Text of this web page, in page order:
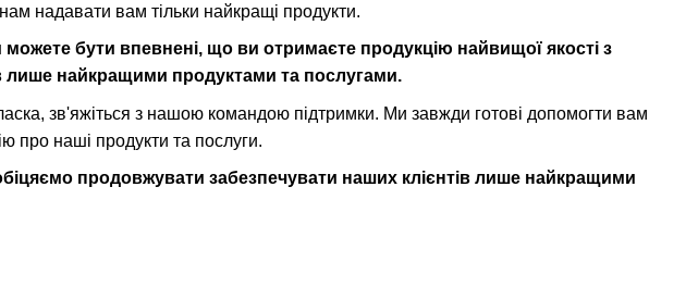
надавати вам тільки найкращі продукти.
бути впевнені, що ви отримаєте продукцію найвищої якості з
лише найкращими продуктами та послугами.
зв'яжіться з нашою командою підтримки. Ми завжди готові допомогти вам
про наші продукти та послуги.
продовжувати забезпечувати наших клієнтів лише найкращими